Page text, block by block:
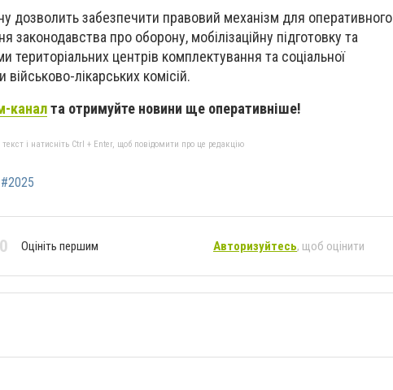
дозволить забезпечити правовий механізм для оперативного
законодавства про оборону, мобілізаційну підготовку та
територіальних центрів комплектування та соціальної
лікарських комісій.
каналта отримуйте новини ще оперативніше!
і натисніть Ctrl + Enter, щоб повідомити про це редакцію
#2025
Оцініть першим Авторизуйтесь, щоб оцінити